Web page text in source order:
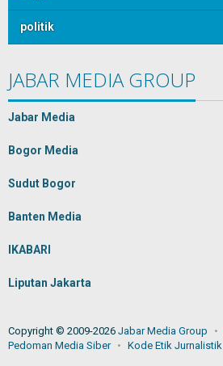
politik
JABAR MEDIA GROUP
Jabar Media
Bogor Media
Sudut Bogor
Banten Media
IKABARI
Liputan Jakarta
Copyright © 2009-2026 Jabar Media Group
Pedoman Media Siber
Kode Etik Jurnalistik